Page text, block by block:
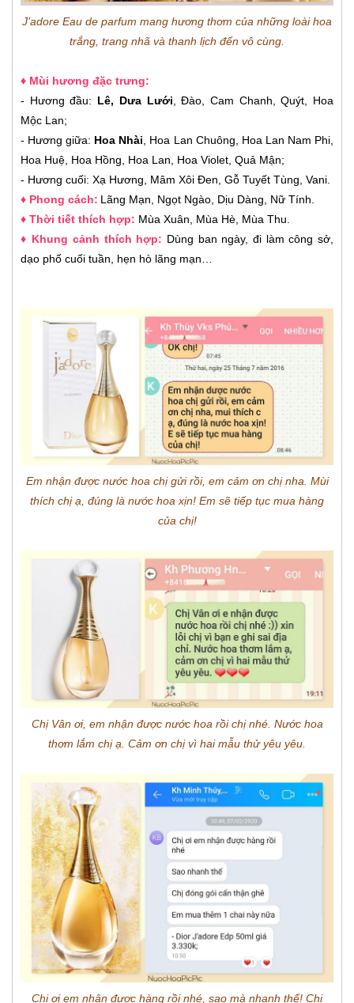
J’adore Eau de parfum mang hương thơm của những loài hoa
trắng, trang nhã và thanh lịch đến vô cùng.
♦ Mùi hương đặc trưng:
- Hương đầu: Lê, Dưa Lưới , Đào, Cam Chanh, Quýt, Hoa
Mộc Lan;
- Hương giữa: Hoa Nhài , Hoa Lan Chuông, Hoa Lan Nam Phi,
Hoa Huệ, Hoa Hồng, Hoa Lan, Hoa Violet, Quả Mận;
- Hương cuối: Xạ Hương, Mâm Xôi Đen, Gỗ Tuyết Tùng, Vani.
♦ Phong cách: Lãng Mạn, Ngọt Ngào, Dịu Dàng, Nữ Tính.
♦ Thời tiết thích hợp: Mùa Xuân, Mùa Hè, Mùa Thu.
♦ Khung cảnh thích hợp: Dùng ban ngày, đi làm công sở,
dạo phố cuối tuần, hẹn hò lãng mạn…
Em nhận được nước hoa chị gửi rồi, em cảm ơn chị nha. Mùi
thích chị ạ, đúng là nước hoa xịn! Em sẽ tiếp tục mua hàng
của chị!
Chị Vân ơi, em nhận được nước hoa rồi chị nhé. Nước hoa
thơm lắm chị ạ. Cảm ơn chị vì hai mẫu thử yêu yêu.
Chị ơi em nhận được hàng rồi nhé, sao mà nhanh thế! Chị